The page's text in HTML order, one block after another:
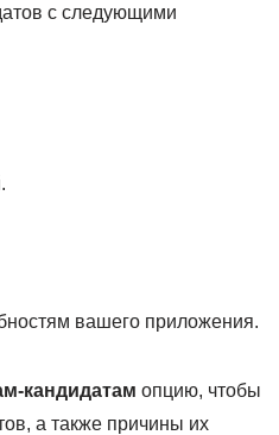
с следующими
вашего приложения.
кандидатам опцию, чтобы
а также причины их